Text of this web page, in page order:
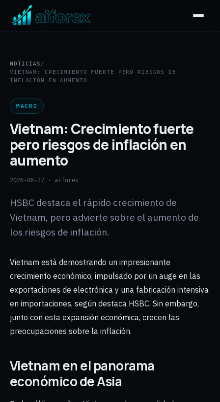
NOTICIAS /
VIETNAM: CRECIMIENTO FUERTE PERO RIESGOS DE
INFLACIÓN EN AUMENTO
MACRO
Vietnam: Crecimiento fuerte
pero riesgos de inflación en
aumento
2026-06-27 · aiforex
HSBC destaca el rápido crecimiento de
Vietnam, pero advierte sobre el aumento de
los riesgos de inflación.
Vietnam está demostrando un impresionante
crecimiento económico, impulsado por un auge en las
exportaciones de electrónica y una fabricación intensiva
en importaciones, según destaca HSBC. Sin embargo,
junto con esta expansión económica, crecen las
preocupaciones sobre la inflación.
Vietnam en el panorama
económico de Asia